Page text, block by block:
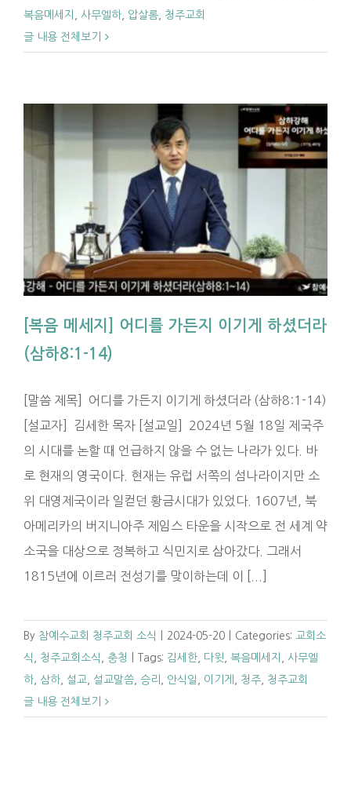
복음메세지
사무엘하 압살롬
청주교회
글 내용 전체보기
[복음 메세지] 어디를 가든지 이기게 하셨더라
(삼하8:1-14)
[말씀 제목] 어디를 가든지 이기게 하셨더라 (삼하8:1-14)
[설교자] 김세한 목자 [설교일] 2024년 5월 18일 제국주
의 시대를 논할 때 언급하지 않을 수 없는 나라가 있다. 바
로 현재의 영국이다. 현재는 유럽 서쪽의 섬나라이지만 소
위 대영제국이라 일컫던 황금시대가 있었다. 1607년, 북
아메리카의 버지니아주 제임스 타운을 시작으로 전 세계 약
소국을 대상으로 정복하고 식민지로 삼아갔다. 그래서
1815년에 이르러 전성기를 맞이하는데 이 [...]
By 참예수교회 청주교회 소식 2024-05-20 Categories: 교회소
식
청주교회소식 충청 Tags: 김세한 다윗 복음메세지
사무엘
하
삼하 설교 설교말씀 승리 안식일 이기게 청주
청주교회
글 내용 전체보기